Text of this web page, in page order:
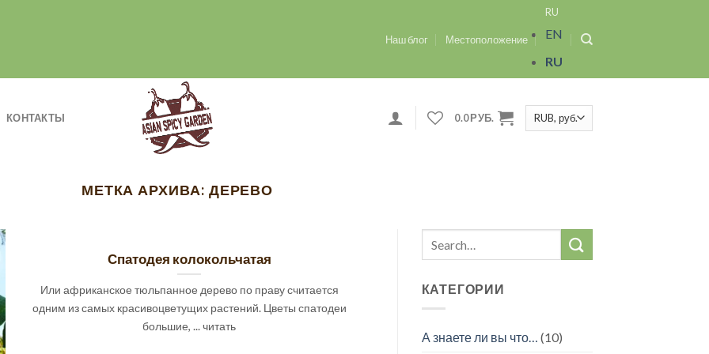
Наш блог Местоположение
RU
EN
RU
КОНТАКТЫ 0.0РУБ.
МЕТКА АРХИВА: ДЕРЕВО
Спатодея колокольчатая
Или африканское тюльпанное дерево по праву считается
одним из самых красивоцветущих растений. Цветы спатодеи
большие, ... читать
КАТЕГОРИИ
А знаете ли вы что… (10)